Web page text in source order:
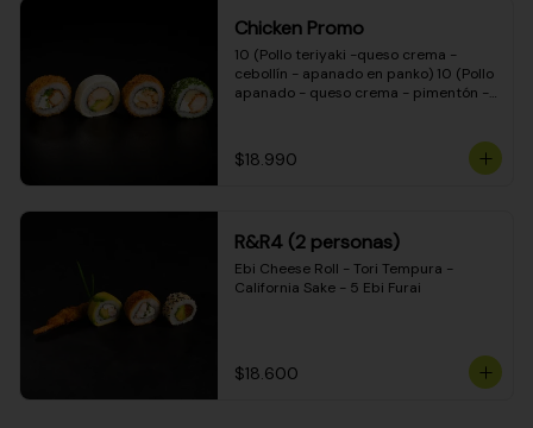
teriyaki - queso crema - cebollín -
envuelto en masa tempura) 10
(Pimentón - queso crema - cebollín -
envuelto en masa tempura)
Chicken Promo
10 (Pollo teriyaki -queso crema -
cebollín - apanado en panko) 10 (Pollo
apanado - queso crema - pimentón -
ciboulette) 10 (Pollo teriyaki - palta -
envuelto en queso crema)
$18.990
R&R4 (2 personas)
Ebi Cheese Roll - Tori Tempura -
California Sake - 5 Ebi Furai
$18.600